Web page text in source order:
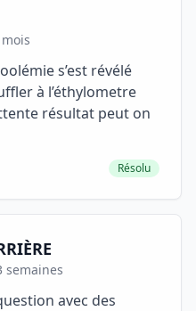
s’est révélé
à l’éthylometre
résultat peut on
Résolu
semaines
avec des